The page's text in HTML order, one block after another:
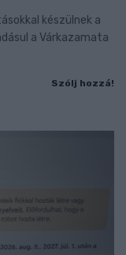
készülnek a
a Várkazamata
Szólj hozzá!